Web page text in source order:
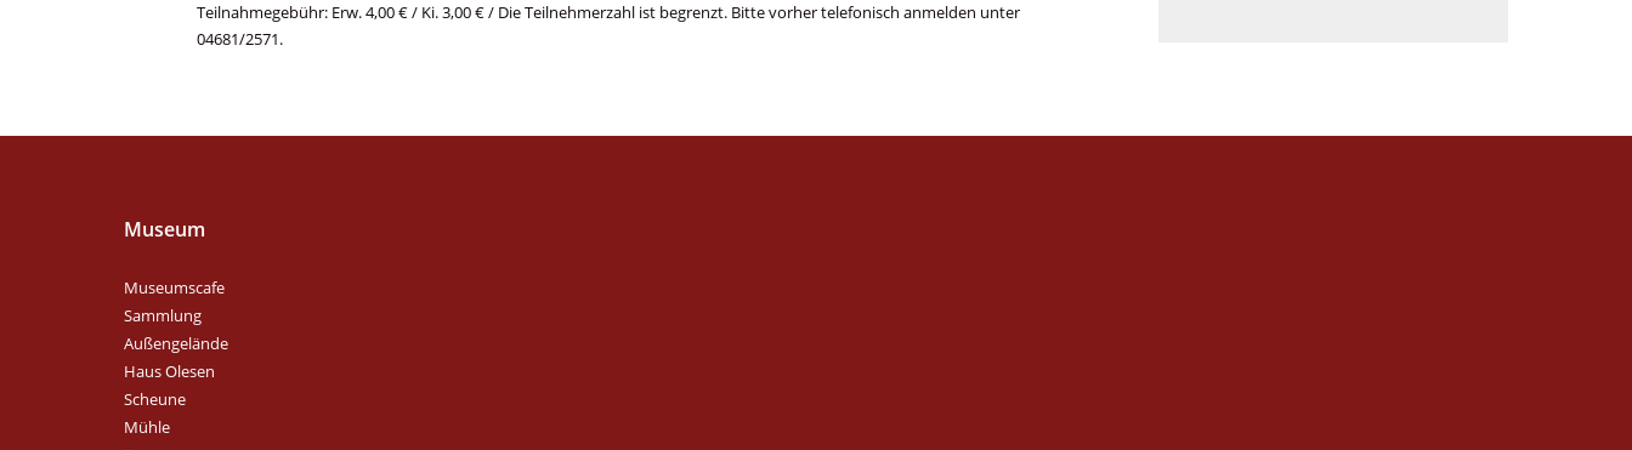
Teilnahmegebühr: Erw. 4,00 € / Ki. 3,00 € / Die Teilnehmerzahl ist begrenzt. Bitte vorher telefonisch anmelden unter
04681/2571.
Museum
Museumscafe
Sammlung
Außengelände
Haus Olesen
Scheune
Mühle